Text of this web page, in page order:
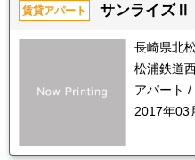
賃貸アパート サンライズⅡ
長崎県北
松浦鉄道
アパート /
2017年03